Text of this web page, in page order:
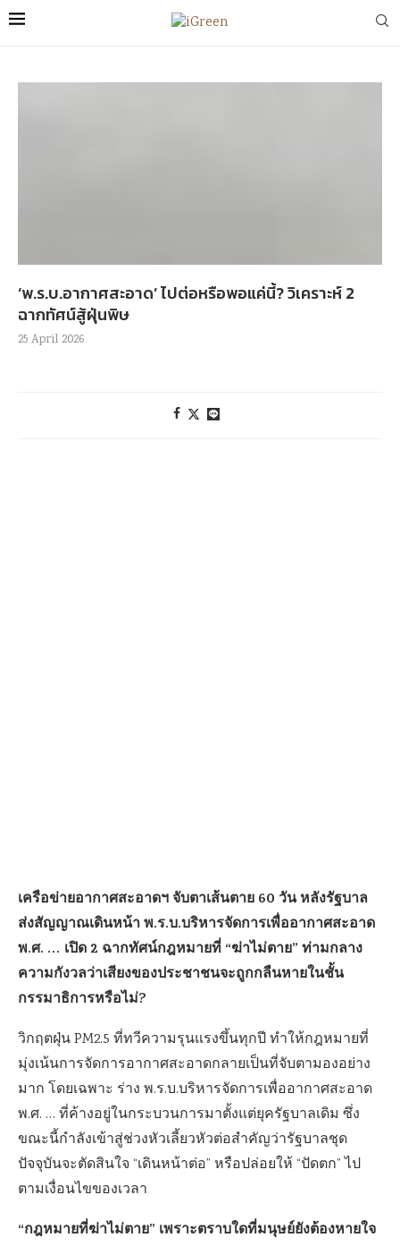
‘พ.ร.บ.อากาศสะอาด’ ไปต่อหรือพอแค่นี้? วิเคราะห์ 2
ฉากทัศน์สู้ฝุ่นพิษ
25 April 2026
เครือข่ายอากาศสะอาดฯ จับตาเส้นตาย 60 วัน หลังรัฐบาล
ส่งสัญญาณเดินหน้า พ.ร.บ.บริหารจัดการเพื่ออากาศสะอาด
พ.ศ. … เปิด 2 ฉากทัศน์กฎหมายที่ “ฆ่าไม่ตาย” ท่ามกลาง
ความกังวลว่าเสียงของประชาชนจะถูกกลืนหายในชั้น
กรรมาธิการหรือไม่?
วิกฤตฝุ่น PM2.5 ที่ทวีความรุนแรงขึ้นทุกปี ทำให้กฎหมายที่
มุ่งเน้นการจัดการอากาศสะอาดกลายเป็นที่จับตามองอย่าง
มาก โดยเฉพาะ ร่าง พ.ร.บ.บริหารจัดการเพื่ออากาศสะอาด
พ.ศ. … ที่ค้างอยู่ในกระบวนการมาตั้งแต่ยุครัฐบาลเดิม ซึ่ง
ขณะนี้กำลังเข้าสู่ช่วงหัวเลี้ยวหัวต่อสำคัญว่ารัฐบาลชุด
ปัจจุบันจะตัดสินใจ “เดินหน้าต่อ” หรือปล่อยให้ “ปัดตก” ไป
ตามเงื่อนไขของเวลา
“กฎหมายที่ฆ่าไม่ตาย” เพราะตราบใดที่มนุษย์ยังต้องหายใจ